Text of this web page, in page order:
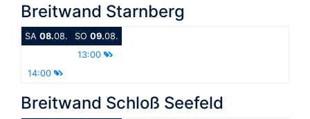
Breitwand Starnberg
SA 08.08. SO 09.08.
13:00
14:00
Breitwand Schloß Seefeld